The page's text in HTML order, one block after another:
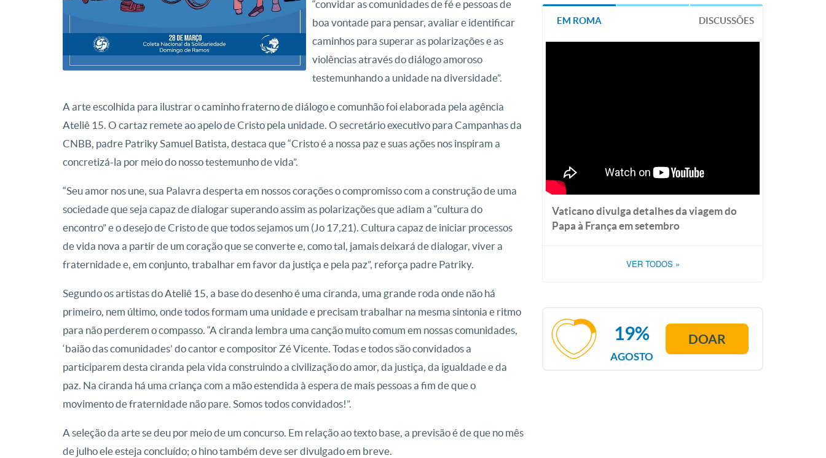
“convidar as comunidades de fé e pessoas de
boa vontade para pensar, avaliar e identificar
caminhos para superar as polarizações e as
violências através do diálogo amoroso
testemunhando a unidade na diversidade”.
A arte escolhida para ilustrar o caminho fraterno de diálogo e comunhão foi elaborada pela agência
Ateliê 15. O cartaz remete ao apelo de Cristo pela unidade. O secretário executivo para Campanhas da
CNBB, padre Patriky Samuel Batista, destaca que “Cristo é a nossa paz e suas ações nos inspiram a
concretizá-la por meio do nosso testemunho de vida”.
“Seu amor nos une, sua Palavra desperta em nossos corações o compromisso com a construção de uma
sociedade que seja capaz de dialogar superando assim as polarizações que adiam a “cultura do
encontro” e o desejo de Cristo de que todos sejamos um (Jo 17,21). Cultura capaz de iniciar processos
de vida nova a partir de um coração que se converte e, como tal, jamais deixará de dialogar, viver a
fraternidade e, em conjunto, trabalhar em favor da justiça e pela paz”, reforça padre Patriky.
Segundo os artistas do Ateliê 15, a base do desenho é uma ciranda, uma grande roda onde não há
primeiro, nem último, onde todos formam uma unidade e precisam trabalhar na mesma sintonia e ritmo
para não perderem o compasso. “A ciranda lembra uma canção muito comum em nossas comunidades,
‘baião das comunidades’ do cantor e compositor Zé Vicente. Todas e todos são convidados a
participarem desta ciranda pela vida construindo a civilização do amor, da justiça, da igualdade e da
paz. Na ciranda há uma criança com a mão estendida à espera de mais pessoas a fim de que o
movimento de fraternidade não pare. Somos todos convidados!”.
A seleção da arte se deu por meio de um concurso. Em relação ao texto base, a previsão é de que no mês
de julho ele esteja concluído; o hino também deve ser divulgado em breve.
EM ROMA DISCUSSÕES
Vaticano divulga detalhes da viagem do
Papa à França em setembro
VER TODOS »
AGOSTO
19% DOAR